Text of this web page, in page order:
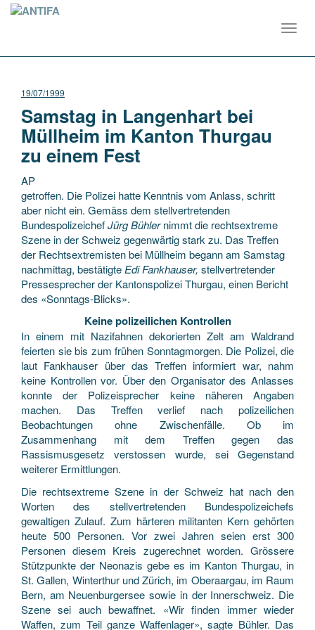
19/07/1999
Samstag in Langenhart bei
Müllheim im Kanton Thurgau
zu einem Fest
AP
getroffen. Die Polizei hatte Kenntnis vom Anlass, schritt
aber nicht ein. Gemäss dem stellvertretenden
BundespolizeichefJürg Bühlernimmt die rechtsextreme
Szene in der Schweiz gegenwärtig stark zu. Das Treffen
der Rechtsextremisten bei Müllheim begann am Samstag
nachmittag, bestätigte Edi Fankhauser, stellvertretender
Pressesprecher der Kantonspolizei Thurgau, einen Bericht
des «Sonntags-Blicks».
Keine polizeilichen Kontrollen
In einem mit Nazifahnen dekorierten Zelt am Waldrand
feierten sie bis zum frühen Sonntagmorgen. Die Polizei, die
laut Fankhauser über das Treffen informiert war, nahm
keine Kontrollen vor. Über den Organisator des Anlasses
konnte der Polizeisprecher keine näheren Angaben
machen. Das Treffen verlief nach polizeilichen
Beobachtungen ohne Zwischenfälle. Ob im
Zusammenhang mit dem Treffen gegen das
Rassismusgesetz verstossen wurde, sei Gegenstand
weiterer Ermittlungen.
Die rechtsextreme Szene in der Schweiz hat nach den
Worten des stellvertretenden Bundespolizeichefs
gewaltigen Zulauf. Zum härteren militanten Kern gehörten
heute 500 Personen. Vor zwei Jahren seien erst 300
Personen diesem Kreis zugerechnet worden. Grössere
Stützpunkte der Neonazis gebe es im Kanton Thurgau, in
St. Gallen, Winterthur und Zürich, im Oberaargau, im Raum
Bern, am Neuenburgersee sowie in der Innerschweiz. Die
Szene sei auch bewaffnet. «Wir finden immer wieder
Waffen, zum Teil ganze Waffenlager», sagte Bühler. Das